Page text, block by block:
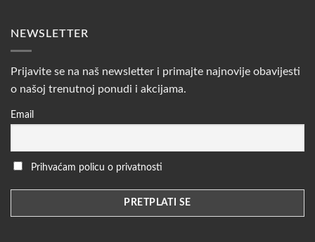
NEWSLETTER
Prijavite se na naš newsletter i primajte najnovije obavijesti
o našoj trenutnoj ponudi i akcijama.
Email
Prihvaćam policu o privatnosti